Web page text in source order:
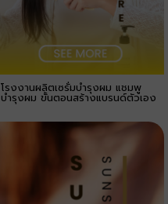
โรงงานผลิตเซรั่มบำรุงผม แชมพู
บำรุงผม ขั้นตอนสร้างแบรนด์ตัวเอง